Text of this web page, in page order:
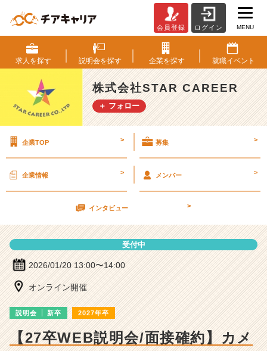
式
会
社
S
T
A
R
R
の
細
ン
チ
ャ
ー・
会員登録 ログイン MENU
求人を探す 説明会を探す 企業を探す 就職イベント
株式会社STAR CAREER
＋ フォロー
企業TOP > 募集 >
企業情報 > メンバー >
インタビュー >
受付中
2026/01/20 13:00〜14:00
オンライン開催
説明会 新卒 2027年卒
【27卒WEB説明会/面接確約】カメ